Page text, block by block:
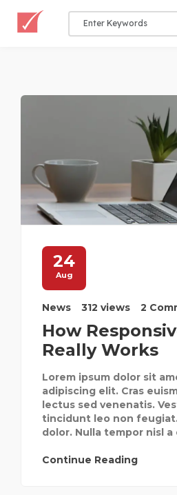
24
Aug
News 312 views 2
How
Really Works
Lorem ipsum dolor sit
adipiscing elit. Cras
lectus sed venenatis.
tincidunt leo non
dolor. Nulla tempor nisl a
Continue Reading